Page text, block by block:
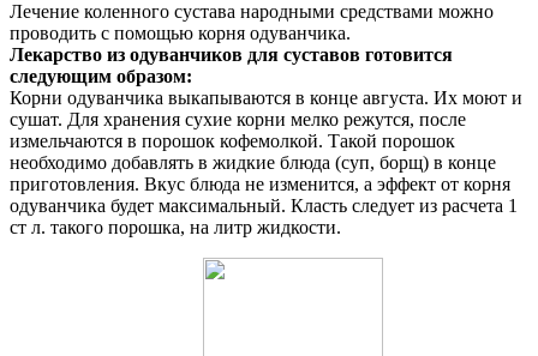
Лечение коленного сустава народными средствами можно
проводить с помощью корня одуванчика.
Лекарство из одуванчиков для суставов готовится
следующим образом:
Корни одуванчика выкапываются в конце августа. Их моют и
сушат. Для хранения сухие корни мелко режутся, после
измельчаются в порошок кофемолкой. Такой порошок
необходимо добавлять в жидкие блюда (суп, борщ) в конце
приготовления. Вкус блюда не изменится, а эффект от корня
одуванчика будет максимальный. Класть следует из расчета 1
ст л. такого порошка, на литр жидкости.